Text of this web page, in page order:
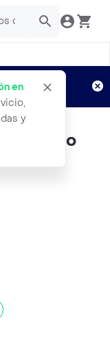
en
y
Aplican TyC
Cabello